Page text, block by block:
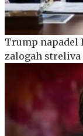
Trump napadel
zalogah streliva